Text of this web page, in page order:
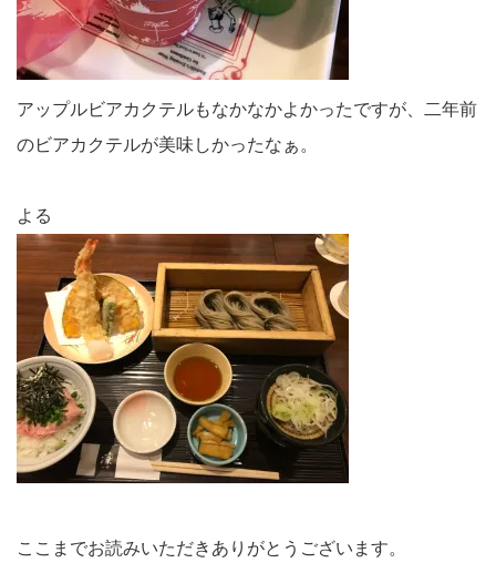
アップルビアカクテルもなかなかよかったですが、二年前
のビアカクテルが美味しかったなぁ。
よる
ここまでお読みいただきありがとうございます。